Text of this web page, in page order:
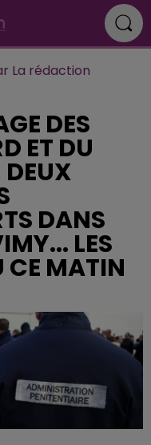
La rédaction
DES
ET DU
DANS
LES
CE MATIN